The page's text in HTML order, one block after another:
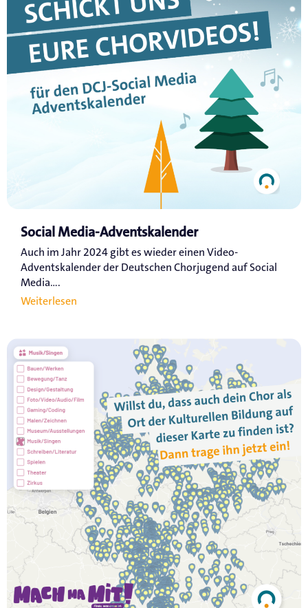
Social Media-Adventskalender
Auch im Jahr 2024 gibt es wieder einen Video-
Adventskalender der Deutschen Chorjugend auf Social
Media....
Weiterlesen